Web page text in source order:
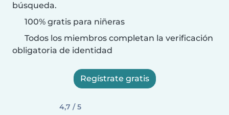
búsqueda.
100% gratis para niñeras
Todos los miembros completan la verificación
obligatoria de identidad
Regístrate gratis
4,7 / 5